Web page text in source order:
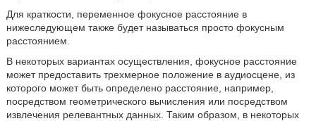
Для краткости, переменное фокусное расстояние в
нижеследующем также будет называться просто фокусным
расстоянием.
В некоторых вариантах осуществления, фокусное расстояние
может предоставить трехмерное положение в аудиосцене, из
которого может быть определено расстояние, например,
посредством геометрического вычисления или посредством
извлечения релевантных данных. Таким образом, в некоторых